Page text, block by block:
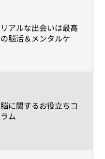
​リアルな出会いは最高
の脳活＆メンタルケ
​脳に関するお役立ちコ
ラム